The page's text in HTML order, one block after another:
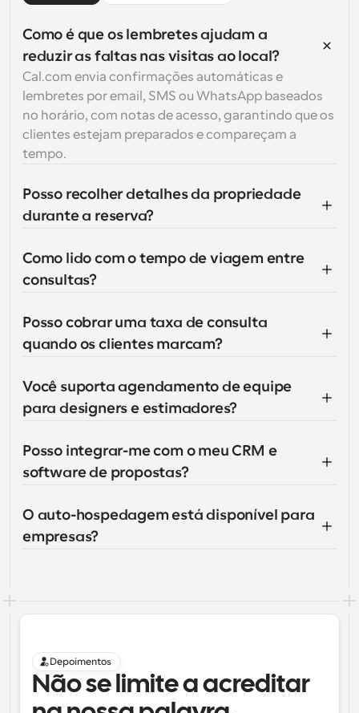
Como é que os lembretes ajudam a
reduzir as faltas nas visitas ao local?
Cal.com envia confirmações automáticas e
lembretes por email, SMS ou WhatsApp baseados
no horário, com notas de acesso, garantindo que os
clientes estejam preparados e compareçam a
tempo.
Posso recolher detalhes da propriedade
durante a reserva?
Como lido com o tempo de viagem entre
consultas?
Posso cobrar uma taxa de consulta
quando os clientes marcam?
Você suporta agendamento de equipe
para designers e estimadores?
Posso integrar-me com o meu CRM e
software de propostas?
O auto-hospedagem está disponível para
empresas?
Depoimentos
Não se limite a acreditar